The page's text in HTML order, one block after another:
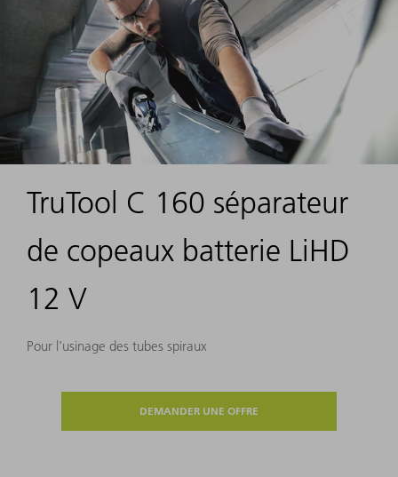
TruTool C 160 séparateur
de copeaux batterie LiHD
12 V
Pour l'usinage des tubes spiraux
DEMANDER UNE OFFRE